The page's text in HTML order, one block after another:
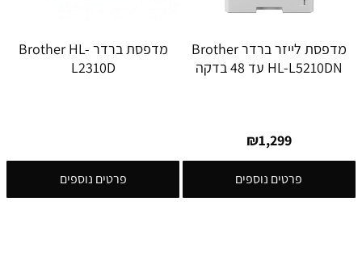
מדפסת לייזר ברדר Brother
HL-L5210DN עד 48 בדקה
₪1,299
פרטים נוספים
מדפסת ברדר Brother HL-
L2310D
פרטים נוספים